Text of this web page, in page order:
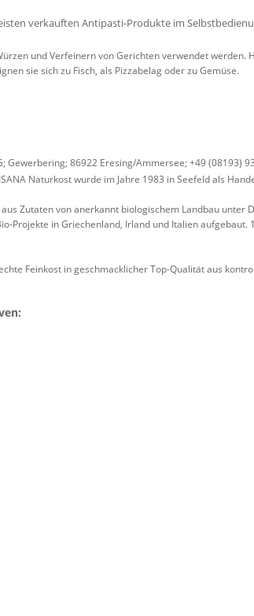
verkauften Antipasti-Produkte im
und Verfeinern von Gerichten verwendet werden.
sie sich zu Fisch, als Pizzabelag oder zu Gemüse.
Gewerbering; 86922 Eresing/Ammersee; +49 (08193)
Naturkost wurde im Jahre 1983 in Seefeld als
Zutaten von anerkannt biologischem Landbau unter
Projekte in Griechenland, Irland und Italien
Feinkost in geschmacklicher Top-Qualität aus